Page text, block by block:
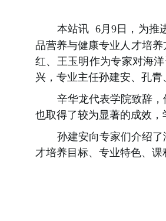
本站讯 6月9 日， 为推
品营养与健康专业人才培
红、王玉明作为专家对海
兴，专业主任孙建安、孔
辛华龙代表学院致辞
也取得了较为显著的成效
孙建安向专家们介绍
才培养目标、专业特色、课